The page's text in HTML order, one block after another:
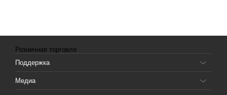
Розничная торговля
Поддержка
Медиа